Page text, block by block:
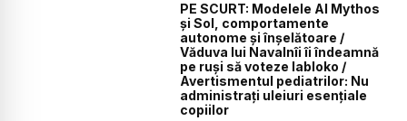
PE SCURT: Modelele AI Mythos
și Sol, comportamente
autonome și înșelătoare /
Văduva lui Navalnîi îi îndeamnă
pe ruși să voteze Iabloko /
Avertismentul pediatrilor: Nu
administrați uleiuri esențiale
copiilor